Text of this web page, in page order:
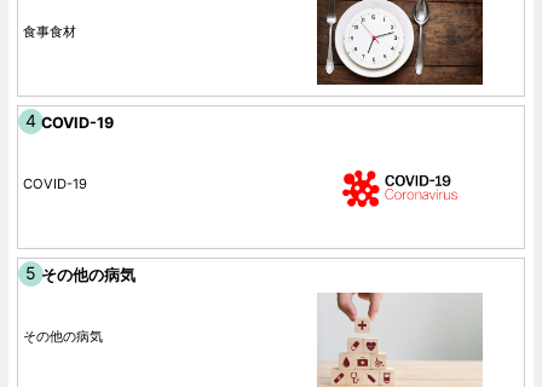
食事食材
COVID-19
COVID-19
その他の病気
その他の病気